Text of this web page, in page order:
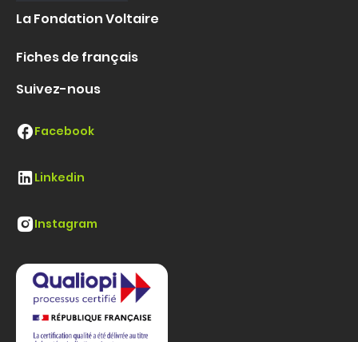
La Fondation Voltaire
Fiches de français
Suivez-nous
Facebook
Linkedin
Instagram